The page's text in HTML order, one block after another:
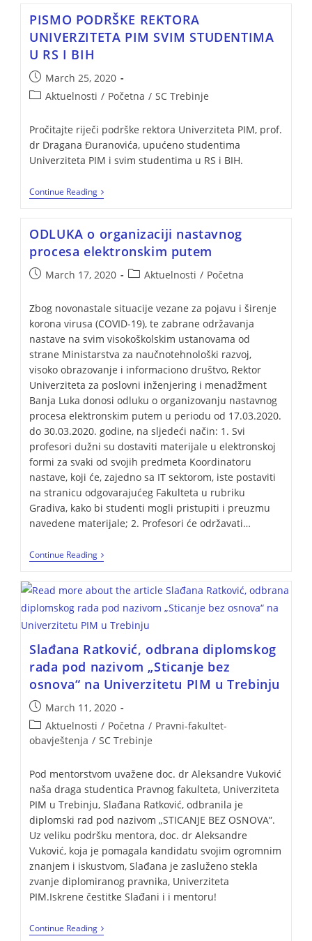
PISMO PODRŠKE REKTORA
UNIVERZITETA PIM SVIM STUDENTIMA
U RS I BIH
March 25, 2020
Aktuelnosti / Početna / SC Trebinje
Pročitajte riječi podrške rektora Univerziteta PIM, prof.
dr Dragana Đuranovića, upućeno studentima
Univerziteta PIM i svim studentima u RS i BIH.
Continue Reading
ODLUKA o organizaciji nastavnog
procesa elektronskim putem
March 17, 2020 Aktuelnosti / Početna
Zbog novonastale situacije vezane za pojavu i širenje
korona virusa (COVID-19), te zabrane održavanja
nastave na svim visokoškolskim ustanovama od
strane Ministarstva za naučnotehnološki razvoj,
visoko obrazovanje i informaciono društvo, Rektor
Univerziteta za poslovni inženjering i menadžment
Banja Luka donosi odluku o organizovanju nastavnog
procesa elektronskim putem u periodu od 17.03.2020.
do 30.03.2020. godine, na sljedeći način: 1. Svi
profesori dužni su dostaviti materijale u elektronskoj
formi za svaki od svojih predmeta Koordinatoru
nastave, koji će, zajedno sa IT sektorom, iste postaviti
na stranicu odgovarajućeg Fakulteta u rubriku
Gradiva, kako bi studenti mogli pristupiti i preuzmu
navedene materijale; 2. Profesori će održavati…
Continue Reading
Slađana Ratković, odbrana diplomskog
rada pod nazivom „Sticanje bez
osnova“ na Univerzitetu PIM u Trebinju
March 11, 2020
Aktuelnosti / Početna / Pravni-fakultet-
obavještenja / SC Trebinje
Pod mentorstvom uvažene doc. dr Aleksandre Vuković
naša draga studentica Pravnog fakulteta, Univerziteta
PIM u Trebinju, Slađana Ratković, odbranila je
diplomski rad pod nazivom „STICANJE BEZ OSNOVA”.
Uz veliku podršku mentora, doc. dr Aleksandre
Vuković, koja je pomagala kandidatu svojim ogromnim
znanjem i iskustvom, Slađana je zasluženo stekla
zvanje diplomiranog pravnika, Univerziteta
PIM.Iskrene čestitke Slađani i i mentoru!
Continue Reading